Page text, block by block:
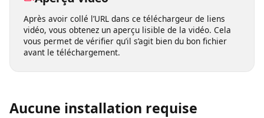
Aperçu vidéo
vous permet de vérifier qu’il s’agit bien du bon fichier
avant le téléchargement.